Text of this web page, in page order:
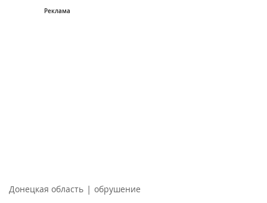
Донецкая область | обрушение